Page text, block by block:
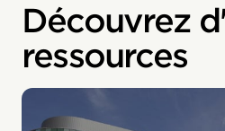
Découvrez
ressources